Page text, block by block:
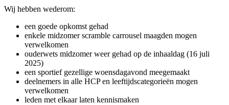
Wij hebben wederom:
een goede opkomst gehad
enkele midzomer scramble carrousel maagden mogen
verwelkomen
ouderwets midzomer weer gehad op de inhaaldag (16 juli
2025)
een sportief gezellige woensdagavond meegemaakt
deelnemers in alle HCP en leeftijdscategorieën mogen
verwelkomen
leden met elkaar laten kennismaken